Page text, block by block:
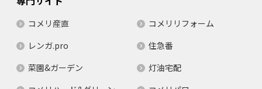
コメリ産直
コメリリフォーム
レンガ.pro
住急番
菜園&ガーデン
灯油宅配